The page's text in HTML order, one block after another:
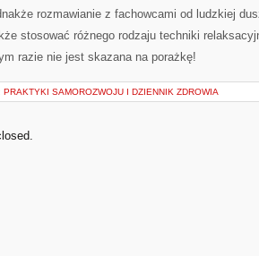
rozmawianie z fachowcami od ludzkiej
stosować różnego rodzaju techniki
razie nie jest skazana na porażkę!
PRAKTYKI SAMOROZWOJU I DZIENNIK ZDROWIA